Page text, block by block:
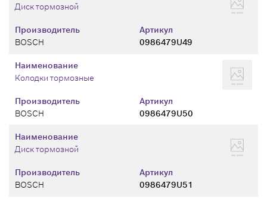
Производитель
BOSCH
Артикул
0986479U49
Диск тормозной
Производитель
BOSCH
Артикул
0986479U50
Наименование
Колодки тормозные
Производитель
BOSCH
Артикул
0986479U51
Наименование
Диск тормозной